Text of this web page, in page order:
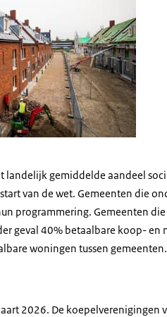
landelijk gemiddelde aandeel
van de wet. Gemeenten die
programmering. Gemeenten
geval 40% betaalbare koop-
woningen tussen gemeenten.
2026. De koepelverenigingen